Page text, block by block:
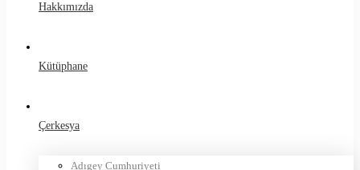
Hakkımızda
Kütüphane
Çerkesya
Adıgey Cumhuriyeti